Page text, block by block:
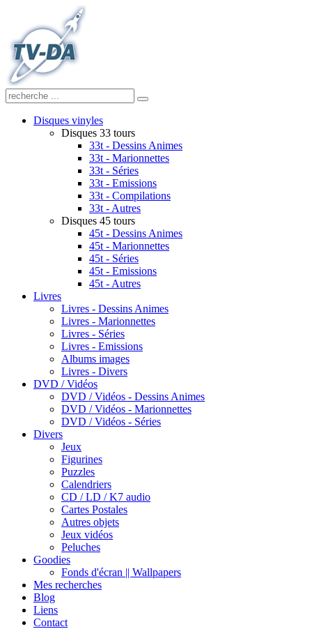
Disques vinyles
Disques 33 tours
33t - Dessins Animes
33t - Marionnettes
33t - Séries
33t - Emissions
33t - Compilations
33t - Autres
Disques 45 tours
45t - Dessins Animes
45t - Marionnettes
45t - Séries
45t - Emissions
45t - Autres
Livres
Livres - Dessins Animes
Livres - Marionnettes
Livres - Séries
Livres - Emissions
Albums images
Livres - Divers
DVD / Vidéos
DVD / Vidéos - Dessins Animes
DVD / Vidéos - Marionnettes
DVD / Vidéos - Séries
Divers
Jeux
Figurines
Puzzles
Calendriers
CD / LD / K7 audio
Cartes Postales
Autres objets
Jeux vidéos
Peluches
Goodies
Fonds d'écran || Wallpapers
Mes recherches
Blog
Liens
Contact